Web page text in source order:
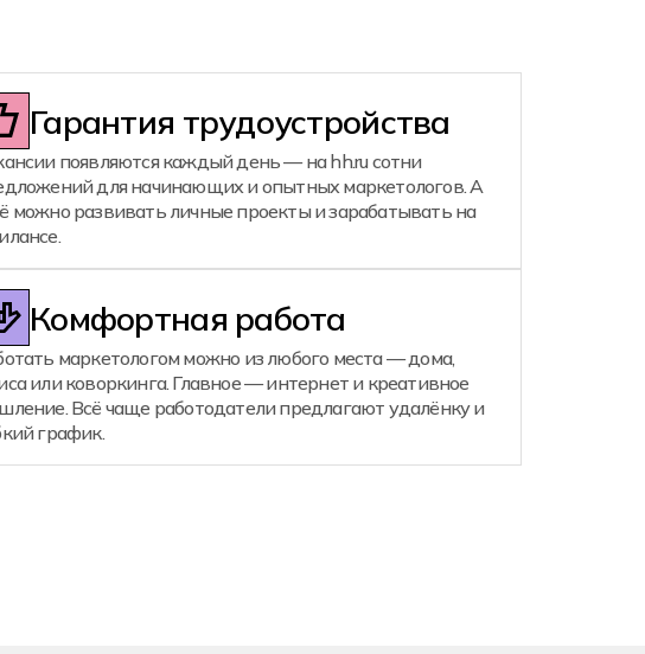
Гарантия трудоустройства
появляются каждый день — на hh.ru сотни
для начинающих и опытных маркетологов. А
можно развивать личные проекты и зарабатывать на
Комфортная работа
маркетологом можно из любого места — дома,
или коворкинга. Главное — интернет и креативное
Всё чаще работодатели предлагают удалёнку и
график.